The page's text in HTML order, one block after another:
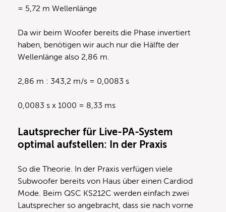
= 5,72 m Wellenlänge
Da wir beim Woofer bereits die Phase invertiert
haben, benötigen wir auch nur die Hälfte der
Wellenlänge also 2,86 m.
2,86 m : 343,2 m/s = 0,0083 s
0,0083 s x 1000 = 8,33 ms
Lautsprecher für Live-PA-System
optimal aufstellen: In der Praxis
So die Theorie. In der Praxis verfügen viele
Subwoofer bereits von Haus über einen Cardiod
Mode. Beim QSC KS212C werden einfach zwei
Lautsprecher so angebracht, dass sie nach vorne